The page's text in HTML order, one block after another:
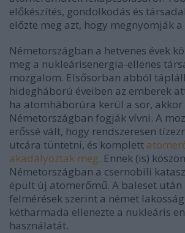
előkészítés, gondolkodás és
előzte meg azt, hogy megnyomják
Németországban a hetvenes évek
meg a nukleárisenergia-ellenes
mozgalom. Elsősorban abból
hidegháború éveiben az emberek
ha atomháborúra kerül a sor,
Németországban fogják vívni. A
erőssé vált, hogy rendszeresen
utcára tüntetni, és komplett
akadályoztak meg. Ennek (is)
Németországban a csernobili
épült új atomerőmű. A baleset után
felmérések szerint a német
kétharmada ellenezte a nukleáris
használatát.